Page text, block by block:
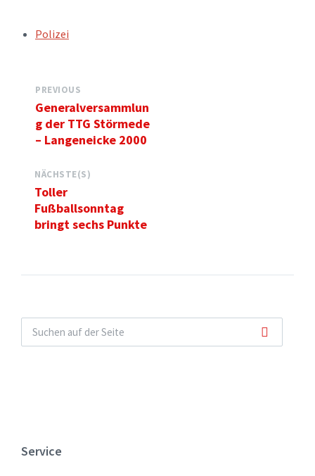
TAGS:Polizei
PREVIOUS
Generalversammlun
g der TTG Störmede
– Langeneicke 2000
NÄCHSTE(S)
Toller
Fußballsonntag
bringt sechs Punkte
Service